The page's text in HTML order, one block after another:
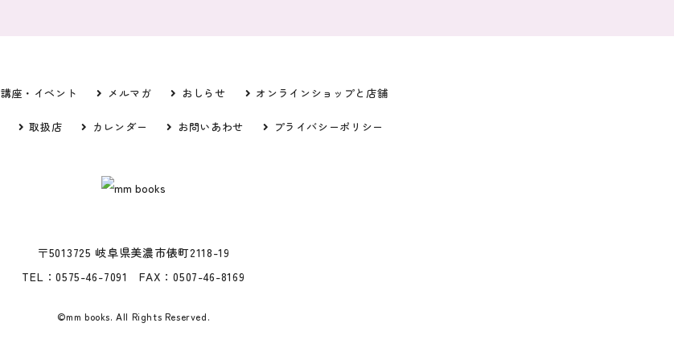
講座・イベント メルマガ おしらせ オンラインショップと店舗
取扱店 カレンダー お問いあわせ プライバシーポリシー
〒5013725 岐阜県美濃市俵町2118-19
TEL：0575-46-7091 FAX：0507-46-8169
©mm books. All Rights Reserved.